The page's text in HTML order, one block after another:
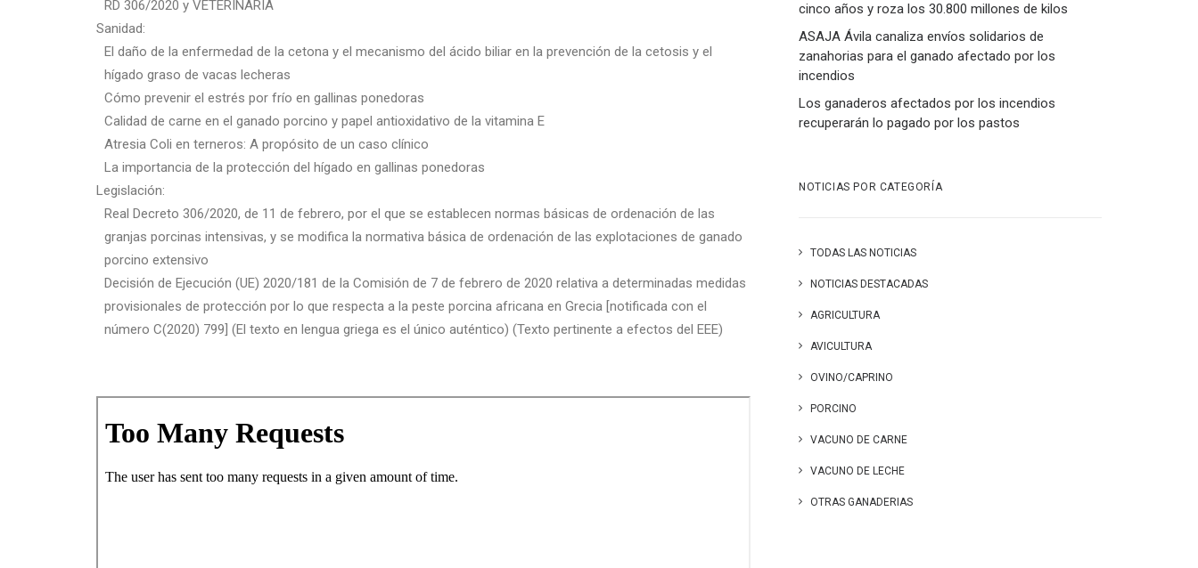
RD 306/2020 y VETERINARIA
Sanidad:
El daño de la enfermedad de la cetona y el mecanismo del ácido biliar en la prevención de la cetosis y el
hígado graso de vacas lecheras
Cómo prevenir el estrés por frío en gallinas ponedoras
Calidad de carne en el ganado porcino y papel antioxidativo de la vitamina E
Atresia Coli en terneros: A propósito de un caso clínico
La importancia de la protección del hígado en gallinas ponedoras
Legislación:
Real Decreto 306/2020, de 11 de febrero, por el que se establecen normas básicas de ordenación de las
granjas porcinas intensivas, y se modifica la normativa básica de ordenación de las explotaciones de ganado
porcino extensivo
Decisión de Ejecución (UE) 2020/181 de la Comisión de 7 de febrero de 2020 relativa a determinadas medidas
provisionales de protección por lo que respecta a la peste porcina africana en Grecia [notificada con el
número C(2020) 799] (El texto en lengua griega es el único auténtico) (Texto pertinente a efectos del EEE)
cinco años y roza los 30.800 millones de kilos
ASAJA Ávila canaliza envíos solidarios de
zanahorias para el ganado afectado por los
incendios
Los ganaderos afectados por los incendios
recuperarán lo pagado por los pastos
NOTICIAS POR CATEGORÍA
TODAS LAS NOTICIAS
NOTICIAS DESTACADAS
AGRICULTURA
AVICULTURA
OVINO/CAPRINO
PORCINO
VACUNO DE CARNE
VACUNO DE LECHE
OTRAS GANADERIAS